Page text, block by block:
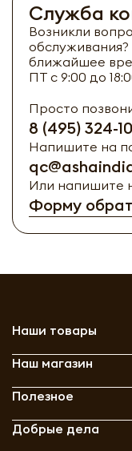
Служба
Возникли
ближайшее
ПТ с 9:00 до
Просто
8 (495) 324-
Напишите на
Или напишите
Форму
Наши товары
Наш магазин
Полезное
Добрые дела